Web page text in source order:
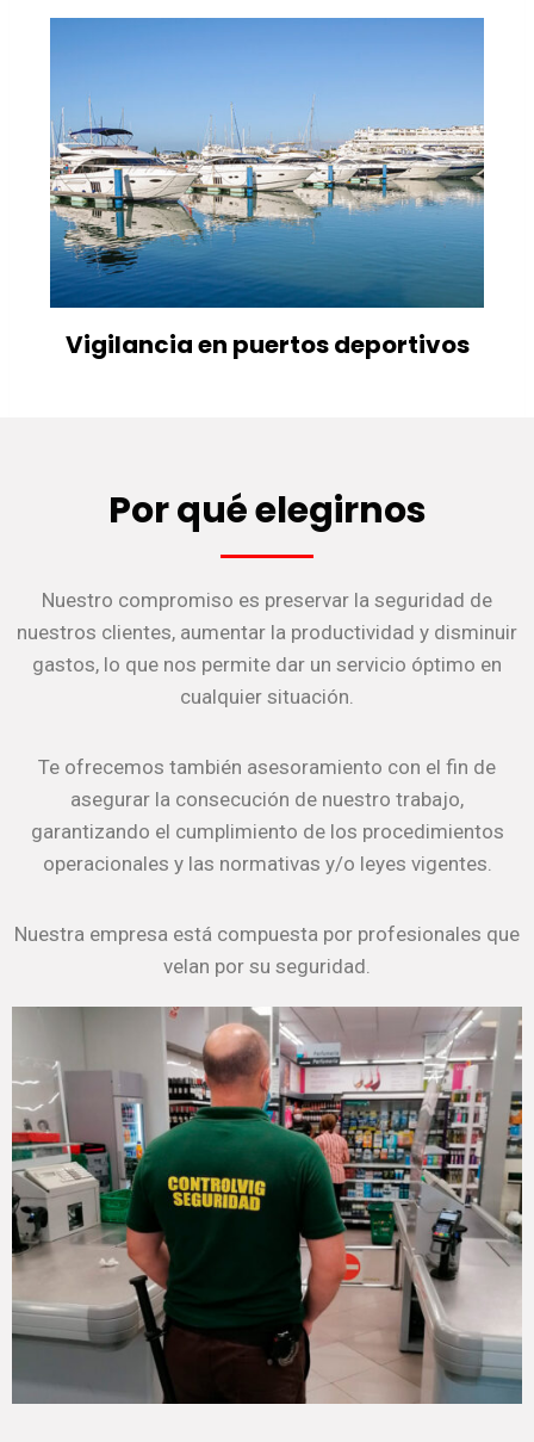
Vigilancia en puertos deportivos
Por qué elegirnos
Nuestro compromiso es preservar la seguridad de
nuestros clientes, aumentar la productividad y disminuir
gastos, lo que nos permite dar un servicio óptimo en
cualquier situación.
Te ofrecemos también asesoramiento con el fin de
asegurar la consecución de nuestro trabajo,
garantizando el cumplimiento de los procedimientos
operacionales y las normativas y/o leyes vigentes.
Nuestra empresa está compuesta por profesionales que
velan por su seguridad.